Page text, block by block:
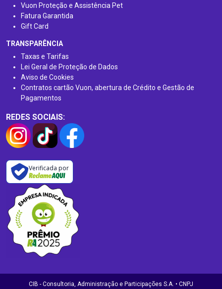
Vuon Proteção e Assistência Pet
Fatura Garantida
Gift Card
TRANSPARÊNCIA
Taxas e Tarifas
Lei Geral de Proteção de Dados
Aviso de Cookies
Contratos cartão Vuon, abertura de Crédito e Gestão de
Pagamentos
REDES SOCIAIS:
Verificada por
CIB - Consultoria, Administração e Participações S.A. • CNPJ